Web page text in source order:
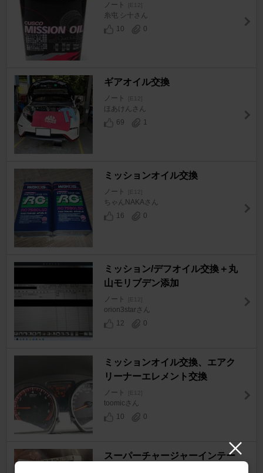
ノート [E12]
糸屯 シ十さん
10
0
ギアオイル交換
ノート [E12]
ほあけんさん
69
1
ミッションオイル交換
ノート [E12]
ちゃんNAKAさん
16
0
ミッション/デフオイル交換＋丸
山モリブデン添加
ノート [E12]
orion3starさん
12
0
ミッションオイル交換、エアク
リーナーエレメント交換
ノート [E12]
toomicさん
10
0
スーパーチャージャーインテー